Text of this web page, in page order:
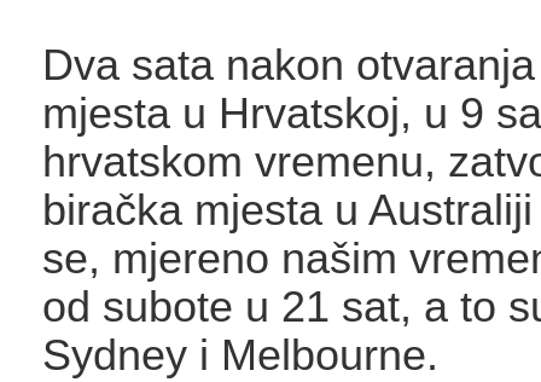
Dva sata nakon
mjesta u Hrvatskoj, u 9
hrvatskom vremenu,
biračka mjesta u
se, mjereno našim
od subote u 21 sat, a to
Sydney i Melbourne.